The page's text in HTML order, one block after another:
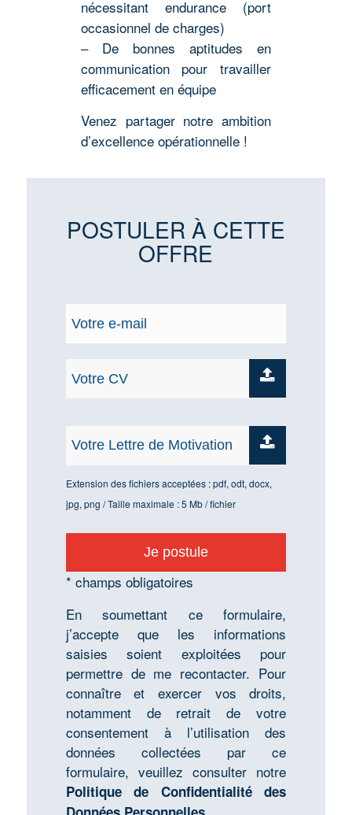
nécessitant endurance (port
occasionnel de charges)
– De bonnes aptitudes en
communication pour travailler
efficacement en équipe
Venez partager notre ambition
d’excellence opérationnelle !
POSTULER À CETTE
OFFRE
Extension des fichiers acceptées : pdf, odt, docx,
jpg, png / Taille maximale : 5 Mb / fichier
* champs obligatoires
En soumettant ce formulaire,
j’accepte que les informations
saisies soient exploitées pour
permettre de me recontacter. Pour
connaître et exercer vos droits,
notamment de retrait de votre
consentement à l’utilisation des
données collectées par ce
formulaire, veuillez consulter notre
Politique de Confidentialité des